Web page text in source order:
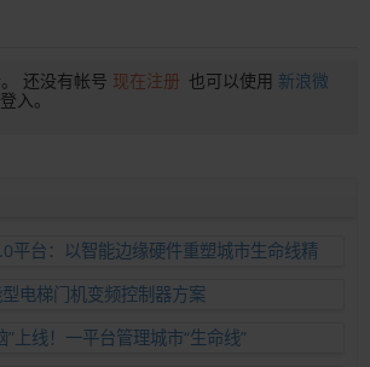
还没有帐号 现在注册 也可以使用 新浪微
入。
台：以智能边缘硬件重塑城市生命线精
电梯门机变频控制器方案
”上线！一平台管理城市“生命线”